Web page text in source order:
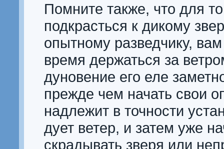
Помните также, что для
подкрасться к дикому
опытному разведчику,
время держаться за
дуновение его еле
прежде чем начать свои
надлежит в точности
дует ветер, и затем уже
скрадывать зверя или